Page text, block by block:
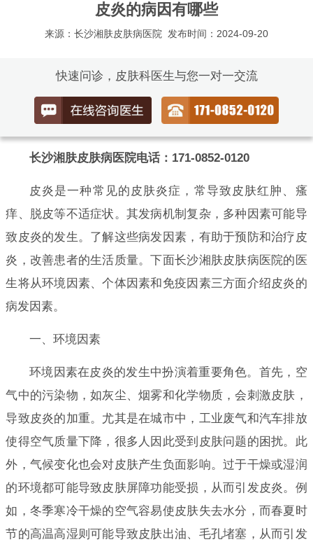
皮炎的病因有哪些
来源：长沙湘肤皮肤病医院 发布时间：2024-09-20
快速问诊，皮肤科医生与您一对一交流
长沙湘肤皮肤病医院电话：171-0852-0120
皮炎是一种常见的皮肤炎症，常导致皮肤红肿、瘙
痒、脱皮等不适症状。其发病机制复杂，多种因素可能导
致皮炎的发生。了解这些病发因素，有助于预防和治疗皮
炎，改善患者的生活质量。下面长沙湘肤皮肤病医院的医
生将从环境因素、个体因素和免疫因素三方面介绍皮炎的
病发因素。
一、环境因素
环境因素在皮炎的发生中扮演着重要角色。首先，空
气中的污染物，如灰尘、烟雾和化学物质，会刺激皮肤，
导致皮炎的加重。尤其是在城市中，工业废气和汽车排放
使得空气质量下降，很多人因此受到皮肤问题的困扰。此
外，气候变化也会对皮肤产生负面影响。过于干燥或湿润
的环境都可能导致皮肤屏障功能受损，从而引发皮炎。例
如，冬季寒冷干燥的空气容易使皮肤失去水分，而春夏时
节的高温高湿则可能导致皮肤出油、毛孔堵塞，从而引发